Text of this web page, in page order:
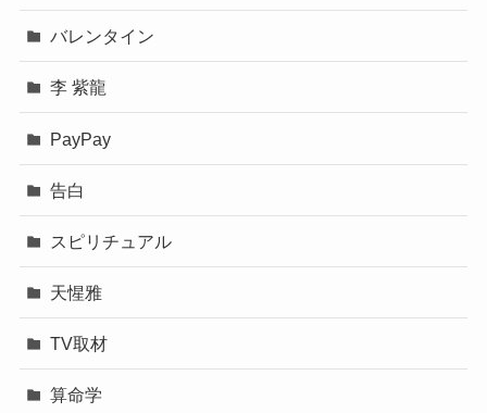
バレンタイン
李 紫龍
PayPay
告白
スピリチュアル
天惺雅
TV取材
算命学